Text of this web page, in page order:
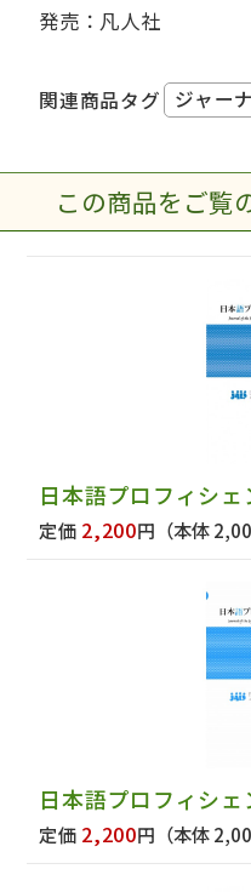
発売：凡人社
関連商品タグ ジャー
この商品をご覧
日本語プロフィシ
定価 2,200円 （本体
日本語プロフィシ
定価 2,200円 （本体